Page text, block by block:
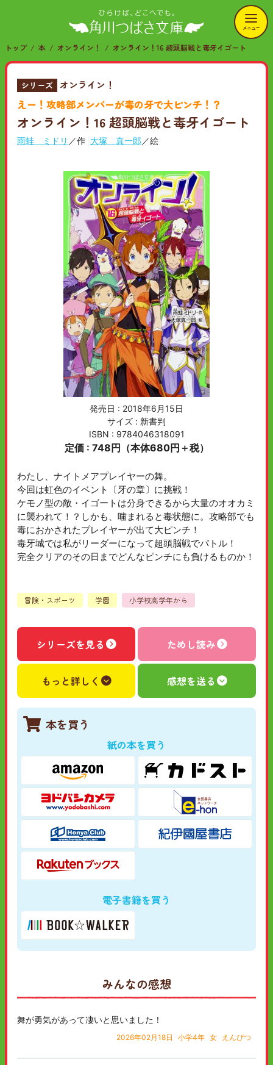
メニュー
トップ 本 オンライン！ オンライン！16 超頭脳戦と毒牙イゴート
シリーズ オンライン！
えー！攻略部メンバーが毒の牙で大ピンチ！？
オンライン！16 超頭脳戦と毒牙イゴート
雨蛙 ミドリ ／作 大塚 真一郎／絵
発売日 : 2018年6月15日
サイズ : 新書判
ISBN : 9784046318091
定価 : 748円（本体680円＋税）
わたし、ナイトメアプレイヤーの舞。
今回は虹色のイベント〔牙の章〕に挑戦！
ケモノ型の敵・イゴートは分身できるから大量のオオカミ
に襲われて！？しかも、噛まれると毒状態に。攻略部でも
毒におかされたプレイヤーが出て大ピンチ！
毒牙城では私がリーダーになって超頭脳戦でバトル！
完全クリアのその日までどんなピンチにも負けるものか！
冒険・スポーツ 学園 小学校高学年から
シリーズを見る ためし読み
もっと詳しく 感想を送る
本を買う
紙の本を買う
電子書籍を買う
みんなの感想
舞が勇気があって凄いと思いました！
2026年02月18日 小学4年 女 えんぴつ